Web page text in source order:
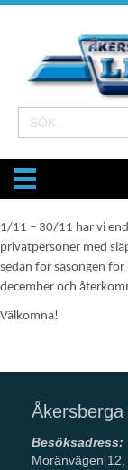
1/11 – 30/11 har vi
privatpersoner med
sedan för säsongen
december och
Välkomna!
Åkersberga
Besöksadress:
Moränvägen